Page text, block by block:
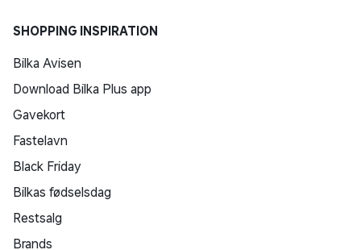
SHOPPING INSPIRATION
Bilka Avisen
Download Bilka Plus app
Gavekort
Fastelavn
Black Friday
Bilkas fødselsdag
Restsalg
Brands